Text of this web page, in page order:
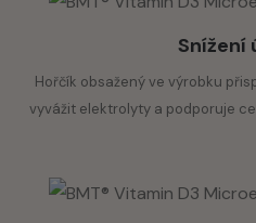
Snížení
Hořčík obsažený ve výrobku
vyvážit elektrolyty a podporuje